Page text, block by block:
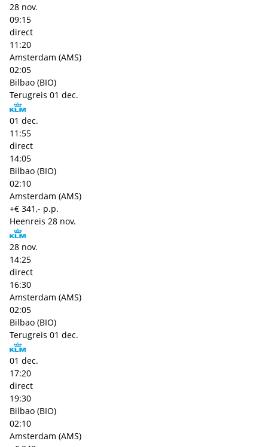
28 nov.
09:15
direct
11:20
Amsterdam (AMS)
02:05
Bilbao (BIO)
Terugreis 01 dec.
01 dec.
11:55
direct
14:05
Bilbao (BIO)
02:10
Amsterdam (AMS)
+€ 341,- p.p.
Heenreis 28 nov.
28 nov.
14:25
direct
16:30
Amsterdam (AMS)
02:05
Bilbao (BIO)
Terugreis 01 dec.
01 dec.
17:20
direct
19:30
Bilbao (BIO)
02:10
Amsterdam (AMS)